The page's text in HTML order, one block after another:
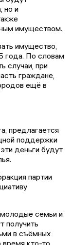
но и
имуществом.
имущество,
года. По словам
случаи, при
граждане,
ещё в
предлагается
поддержки
деньги будут
партии
семьи и
получить
в съёмных